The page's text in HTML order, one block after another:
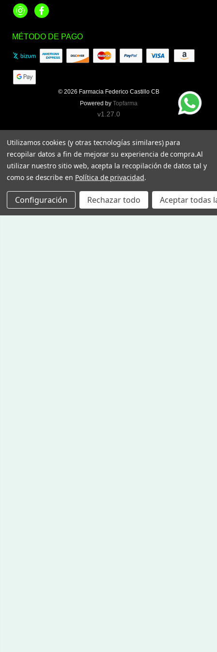
InstagramFacebook
MÉTODO DE PAGO
© 2026 Farmacia Federico Castillo CB
Powered by Topfarma
v1.27.0
Utilizamos cookies (y otras tecnologías similares) para
recopilar datos a fin de mejorar su experiencia de compra.Al
utilizar nuestro sitio web, acepta la recopilación de datos tal y
como se describe en Política de privacidad.
Configuración Rechazar todo Aceptar todas